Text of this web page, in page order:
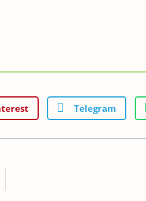
Telegram